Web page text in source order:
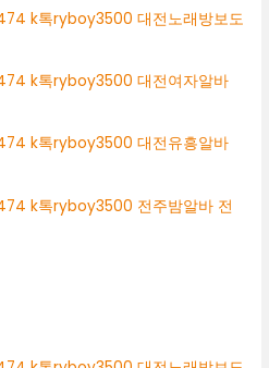
k톡ryboy3500 대전노래방보도
k톡ryboy3500 대전여자알바
k톡ryboy3500 대전유흥알바
k톡ryboy3500 전주밤알바 전